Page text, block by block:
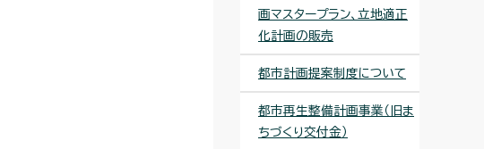
画マスタープラン、立地適正
化計画の販売
都市計画提案制度について
都市再生整備計画事業（旧ま
ちづくり交付金）